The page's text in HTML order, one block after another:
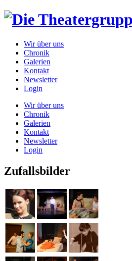
Wir über uns
Chronik
Galerien
Kontakt
Newsletter
Login
Wir über uns
Chronik
Galerien
Kontakt
Newsletter
Login
Zufallsbilder